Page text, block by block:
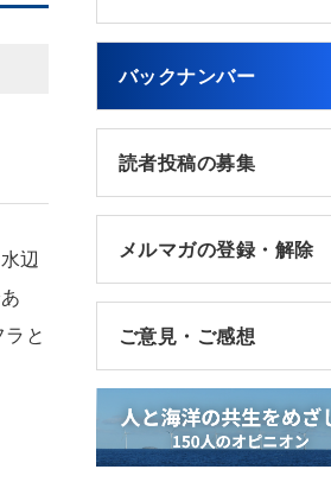
辺
と
バックナンバー
読者投稿の募集
メルマガの登録・解除
ご意見・ご感想